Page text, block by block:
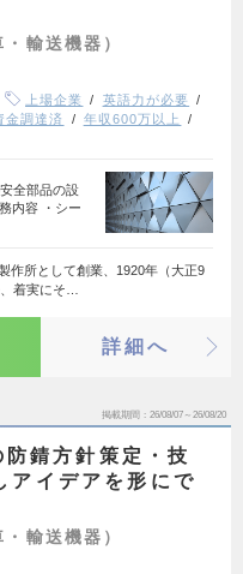
輸送機器）
上場企業
英語力が必要
金調達済
年収600万以上
全部品の設
内容 ・シー
作所として創業、1920年（大正9
着実にそ…
詳細へ
掲載期間 26/08/07～26/08/20
錆方針策定・技
イデアを形にで
輸送機器）